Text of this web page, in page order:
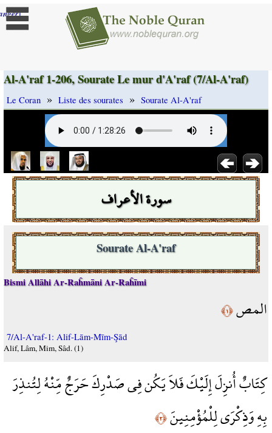
]
Al-A'raf 1-206, Sourate Le mur d'A'raf (7/Al-A'raf)
Le Coran » Liste des sourates » Sourate Al-A'raf
سورة الأعراف
Sourate Al-A'raf
Bismi Allāhi Ar-Raĥmāni Ar-Raĥīmi
المص﴿١﴾
7/Al-A'raf-1: Alif-Lām-Mīm-Şād
Alif, Lâm, Mim, Sâd. (1)
كِتَابٌ أُنزِلَ إِلَيْكَ فَلاَ يَكُن فِي صَدْرِكَ حَرَجٌ مِّنْهُ لِتُنذِرَ
بِهِ وَذِكْرَى لِلْمُؤْمِنِينَ﴿٢﴾